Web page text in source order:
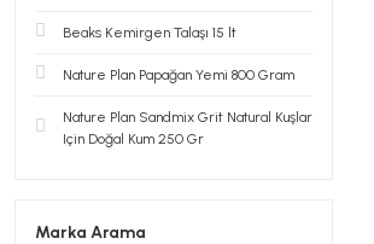
Beaks Kemirgen Talaşı 15 lt
Nature Plan Papağan Yemi 800 Gram
Nature Plan Sandmix Grit Natural Kuşlar
Için Doğal Kum 250 Gr
Marka Arama